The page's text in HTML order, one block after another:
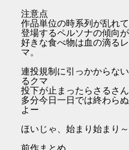
注意点
作品単位の時系列が乱れ
登場するペルソナの傾向
好きな食べ物は血の滴る
マ。
連投規制に引っかからな
るクマ
投下が止まったらさるさ
多分今日一日では終わら
よー
ほいじゃ、始まり始まり～
前作まとめ